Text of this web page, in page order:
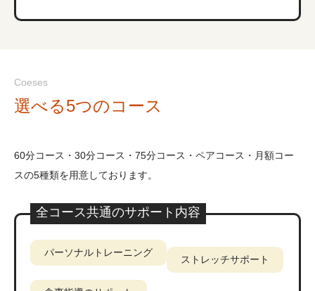
Coeses
選べる5つのコース
60分コース・30分コース・75分コース・ペアコース・月額コー
スの5種類を用意しております。
全コース共通のサポート内容
パーソナルトレーニング
ストレッチサポート